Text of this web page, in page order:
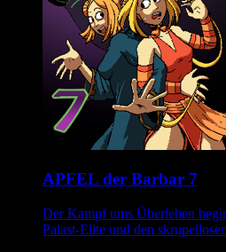
APFEL der Barbar 7
Der Kampf ums Überleben
Palast-Elite und den